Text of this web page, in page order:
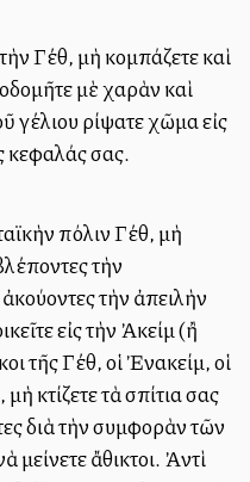
Γέθ, μὴ κομπάζετε καὶ
μὲ χαρὰν καὶ
γέλιου ρίψατε χῶμα εἰς
κεφαλάς σας.
πόλιν Γέθ, μὴ
τὴν
τὴν ἀπειλὴν
εἰς τὴν Ἀκείμ (ἢ
τῆς Γέθ, οἱ Ἐνακείμ, οἱ
κτίζετε τὰ σπίτια σας
διὰ τὴν συμφορὰν τῶν
μείνετε ἄθικτοι. Ἀντὶ